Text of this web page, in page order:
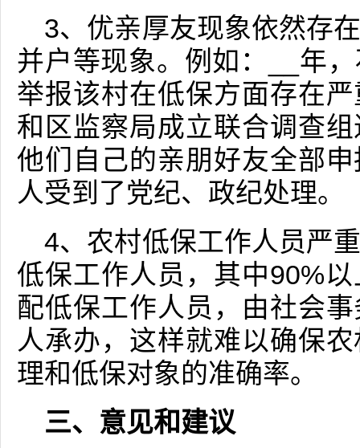
3、优亲厚友现象依然存
并户等现象。例如：__年
举报该村在低保方面存在
和区监察局成立联合调查
他们自己的亲朋好友全部
人受到了党纪、政纪处理。
4、农村低保工作人员严
低保工作人员，其中90%
配低保工作人员，由社会
人承办，这样就难以确保
理和低保对象的准确率。
三、意见和建议